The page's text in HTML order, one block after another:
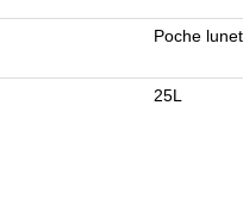
Poche
25L